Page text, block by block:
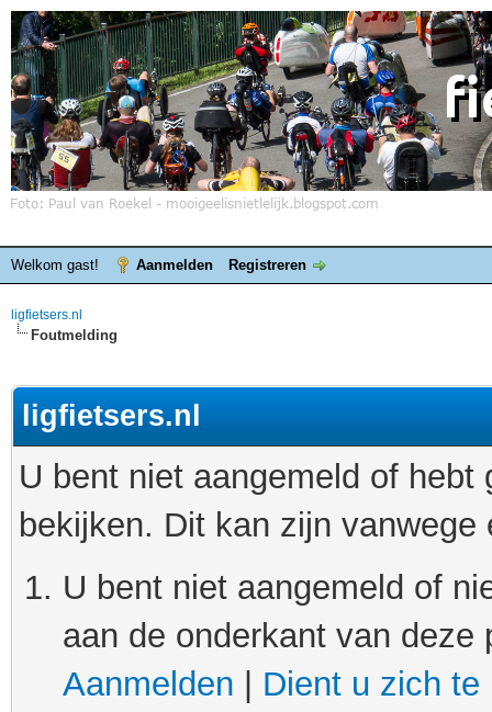
Welkom gast! Aanmelden Registreren
ligfietsers.nl
Foutmelding
ligfietsers.nl
U bent niet aangemeld of
bekijken. Dit kan zijn
U bent niet aangemeld of
aan de onderkant van
Aanmelden
Dient u zich te